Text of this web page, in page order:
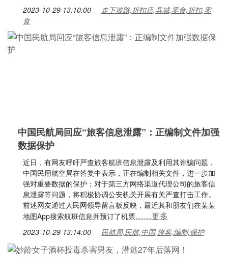
2023-10-29 13:10:00
走下坡路,折扣店,县城,零食,折扣,零
食
中国民航局回应“旅客信息泄露”：正编制文件加强
数据保护
近日，有网友呼吁严查旅客航班信息泄露及利用其诈骗问题，
中国民用航空局在答复中表示，正在编制相关文件，进一步加
强对重要数据的保护；对于第三方网络渠道代理公司的旅客信
息泄露等问题，将积极协调公安机关开展有关严查打击工作。
前述网友通过人民网领导留言板反映，最近其和朋友们在某某
地图App搜索航班信息并预订了机票……更多
2023-10-29 13:14:00 民航局,民航,中国,旅客,编制,保护